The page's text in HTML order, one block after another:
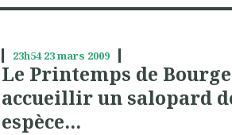
23h54 23mars 2009
Le Printemps de
accueillir un salopard
espèce...